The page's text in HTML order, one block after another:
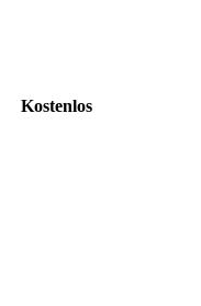
Kostenlos